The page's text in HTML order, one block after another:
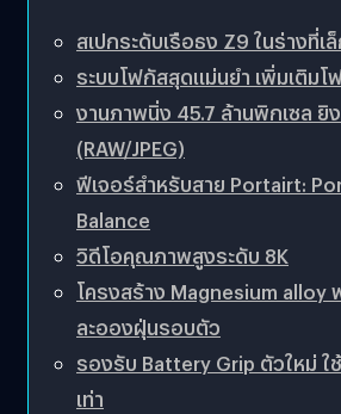
สเปกระดับเรือธง Z9 ในร่างที่เ
ระบบโฟกัสสุดแม่นยำ เพิ่มเติมโ
งานภาพนิ่ง 45.7 ล้านพิกเซล
(RAW/JPEG)
ฟีเจอร์สำหรับสาย Portairt:
Balance
วิดีโอคุณภาพสูงระดับ 8K
โครงสร้าง Magnesium alloy
ละอองฝุ่นรอบตัว
รองรับ Battery Grip ตัวใหม่ ใ
เท่า